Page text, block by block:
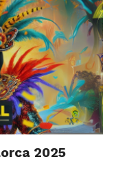
2025